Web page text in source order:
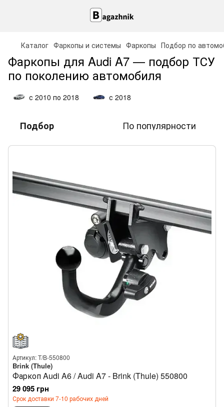
Каталог Фаркопы и системы Фаркопы Подбор по
Фаркопы для Audi A7 — подбор ТСУ
по поколению автомобиля
с 2010 по 2018 с 2018
Подбор По популярности
Артикул: T/B-550800
Brink (Thule)
Фаркоп Audi A6 / Audi A7 - Brink (Thule) 550800
29 095 грн
Срок доставки 7-10 рабочих дней